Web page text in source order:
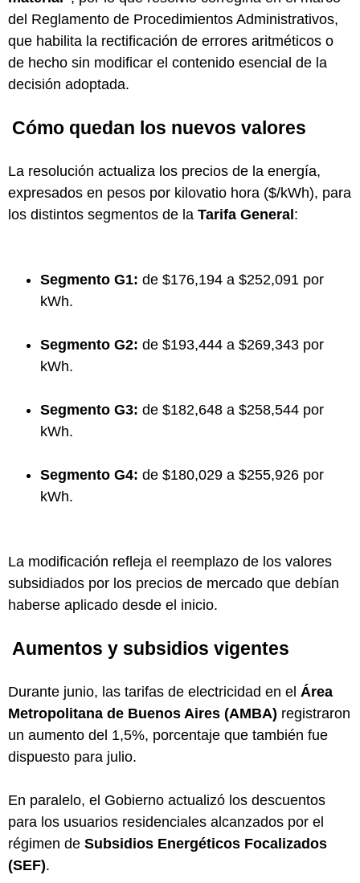
del Reglamento de Procedimientos Administrativos,
que habilita la rectificación de errores aritméticos o
de hecho sin modificar el contenido esencial de la
decisión adoptada.
Cómo quedan los nuevos valores
La resolución actualiza los precios de la energía,
expresados en pesos por kilovatio hora ($/kWh), para
los distintos segmentos de la Tarifa General:
Segmento G1: de $176,194 a $252,091 por
kWh.
Segmento G2: de $193,444 a $269,343 por
kWh.
Segmento G3: de $182,648 a $258,544 por
kWh.
Segmento G4: de $180,029 a $255,926 por
kWh.
La modificación refleja el reemplazo de los valores
subsidiados por los precios de mercado que debían
haberse aplicado desde el inicio.
Aumentos y subsidios vigentes
Durante junio, las tarifas de electricidad en el Área
Metropolitana de Buenos Aires (AMBA) registraron
un aumento del 1,5%, porcentaje que también fue
dispuesto para julio.
En paralelo, el Gobierno actualizó los descuentos
para los usuarios residenciales alcanzados por el
régimen de Subsidios Energéticos Focalizados
(SEF).